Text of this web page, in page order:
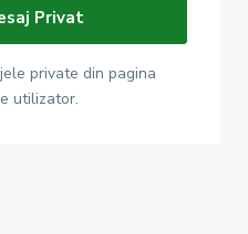
private din pagina
utilizator.